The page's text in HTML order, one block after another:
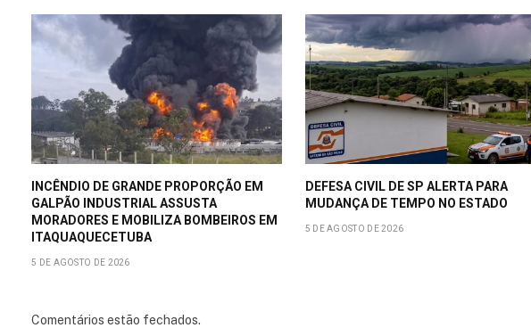
INCÊNDIO DE GRANDE PROPORÇÃO EM
GALPÃO INDUSTRIAL ASSUSTA
MORADORES E MOBILIZA BOMBEIROS EM
ITAQUAQUECETUBA
5 DE AGOSTO DE 2026
DEFESA CIVIL DE SP ALERTA PARA
MUDANÇA DE TEMPO NO ESTADO
5 DE AGOSTO DE 2026
Comentários estão fechados.